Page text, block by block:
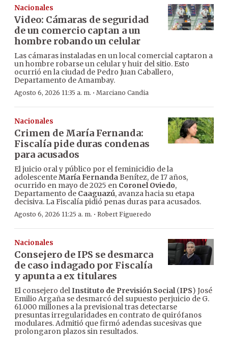
Nacionales
Video: Cámaras de seguridad
de un comercio captan a un
hombre robando un celular
Las cámaras instaladas en un local comercial captaron a
un hombre robarse un celular y huir del sitio. Esto
ocurrió en la ciudad de Pedro Juan Caballero,
Departamento de Amambay.
Agosto 6, 2026 11:35 a. m. · Marciano Candia
Nacionales
Crimen de María Fernanda:
Fiscalía pide duras condenas
para acusados
El juicio oral y público por el feminicidio de la
adolescenteMaría FernandaBenítez, de 17 años,
ocurrido en mayo de 2025 en Coronel Oviedo,
Departamento de Caaguazú, avanza hacia su etapa
decisiva. La Fiscalía pidió penas duras para acusados.
Agosto 6, 2026 11:25 a. m. · Robert Figueredo
Nacionales
Consejero de IPS se desmarca
de caso indagado por Fiscalía
y apunta a ex titulares
El consejero delInstituto de Previsión Social(IPS) José
Emilio Argaña se desmarcó del supuesto perjuicio de G.
61.000 millones a la previsional tras detectarse
presuntas irregularidades en contrato de quirófanos
modulares. Admitió que firmó adendas sucesivas que
prolongaron plazos sin resultados.